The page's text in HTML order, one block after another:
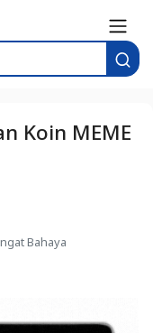
Koin MEME
Bahaya